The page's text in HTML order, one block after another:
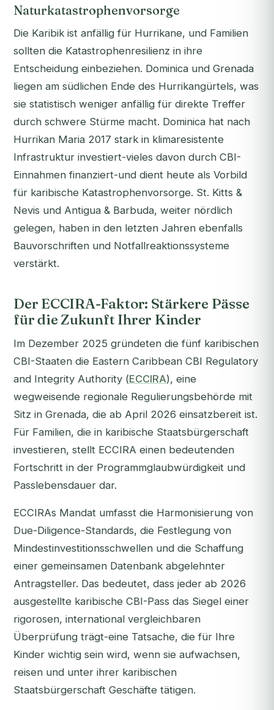
Naturkatastrophenvorsorge
Die Karibik ist anfällig für Hurrikane, und Familien
sollten die Katastrophenresilienz in ihre
Entscheidung einbeziehen. Dominica und Grenada
liegen am südlichen Ende des Hurrikangürtels, was
sie statistisch weniger anfällig für direkte Treffer
durch schwere Stürme macht. Dominica hat nach
Hurrikan Maria 2017 stark in klimaresistente
Infrastruktur investiert-vieles davon durch CBI-
Einnahmen finanziert-und dient heute als Vorbild
für karibische Katastrophenvorsorge. St. Kitts &
Nevis und Antigua & Barbuda, weiter nördlich
gelegen, haben in den letzten Jahren ebenfalls
Bauvorschriften und Notfallreaktionssysteme
verstärkt.
Der ECCIRA-Faktor: Stärkere Pässe
für die Zukunft Ihrer Kinder
Im Dezember 2025 gründeten die fünf karibischen
CBI-Staaten die Eastern Caribbean CBI Regulatory
and Integrity Authority (ECCIRA), eine
wegweisende regionale Regulierungsbehörde mit
Sitz in Grenada, die ab April 2026 einsatzbereit ist.
Für Familien, die in karibische Staatsbürgerschaft
investieren, stellt ECCIRA einen bedeutenden
Fortschritt in der Programmglaubwürdigkeit und
Passlebensdauer dar.
ECCIRAs Mandat umfasst die Harmonisierung von
Due-Diligence-Standards, die Festlegung von
Mindestinvestitionsschwellen und die Schaffung
einer gemeinsamen Datenbank abgelehnter
Antragsteller. Das bedeutet, dass jeder ab 2026
ausgestellte karibische CBI-Pass das Siegel einer
rigorosen, international vergleichbaren
Überprüfung trägt-eine Tatsache, die für Ihre
Kinder wichtig sein wird, wenn sie aufwachsen,
reisen und unter ihrer karibischen
Staatsbürgerschaft Geschäfte tätigen.